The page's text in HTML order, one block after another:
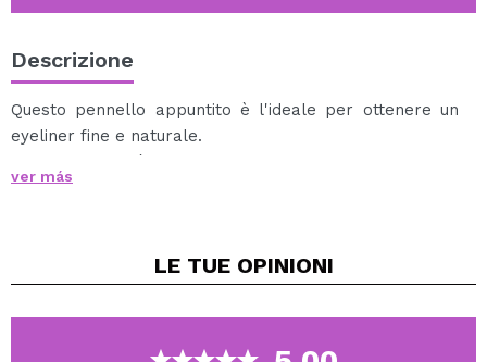
Descrizione
Questo pennello appuntito è l'ideale per ottenere un
eyeliner fine e naturale.
La sua punta è altamente precisa, il che lo rende
perfetto per sfoggiare un eyeliner definito.
ver más
LE TUE OPINIONI